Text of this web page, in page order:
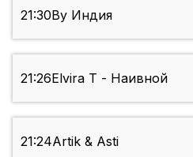
21:30By Индия
21:26Elvira T - Наивной
21:24Artik & Asti